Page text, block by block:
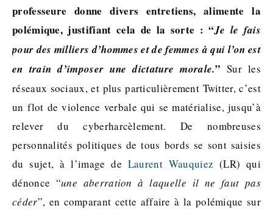
professeure donne divers entretiens, alimente la
polémique, justifiant cela de la sorte : “Je le fais
pour des milliers d’hommes et de femmes à qui l’on est
en train d’imposer une dictature morale.” Sur les
réseaux sociaux, et plus particulièrement Twitter, c’est
un flot de violence verbale qui se matérialise, jusqu’à
relever du cyberharcèlement. De nombreuses
personnalités politiques de tous bords se sont saisies
du sujet, à l’image de Laurent Wauquiez (LR) qui
dénonce “une aberration à laquelle il ne faut pas
céder”, en comparant cette affaire à la polémique sur